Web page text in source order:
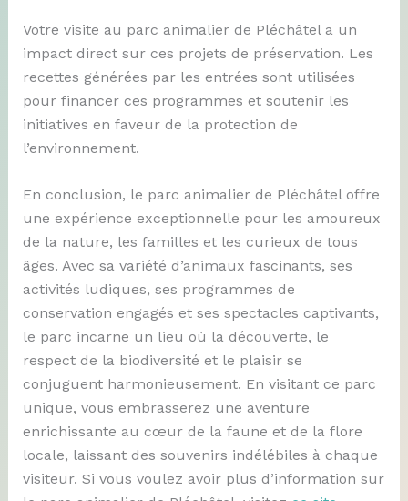
Votre visite au parc animalier de Pléchâtel a un
impact direct sur ces projets de préservation. Les
recettes générées par les entrées sont utilisées
pour financer ces programmes et soutenir les
initiatives en faveur de la protection de
l’environnement.
En conclusion, le parc animalier de Pléchâtel offre
une expérience exceptionnelle pour les amoureux
de la nature, les familles et les curieux de tous
âges. Avec sa variété d’animaux fascinants, ses
activités ludiques, ses programmes de
conservation engagés et ses spectacles captivants,
le parc incarne un lieu où la découverte, le
respect de la biodiversité et le plaisir se
conjuguent harmonieusement. En visitant ce parc
unique, vous embrasserez une aventure
enrichissante au cœur de la faune et de la flore
locale, laissant des souvenirs indélébiles à chaque
visiteur. Si vous voulez avoir plus d’information sur